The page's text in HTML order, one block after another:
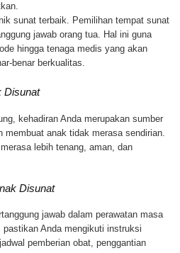
sunat terbaik. Pemilihan tempat sunat
jawab orang tua. Hal ini guna
hingga tenaga medis yang akan
benar berkualitas.
Disunat
kehadiran Anda merupakan sumber
membuat anak tidak merasa sendirian.
lebih tenang, aman, dan
Disunat
jawab dalam perawatan masa
Anda mengikuti instruksi
pemberian obat, penggantian